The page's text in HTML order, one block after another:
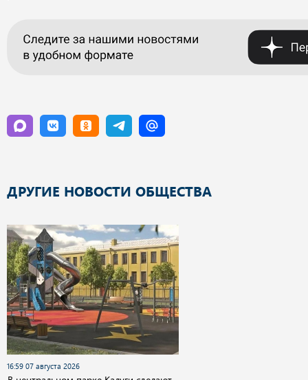
ДРУГИЕ НОВОСТИ ОБЩЕСТВА
16:59 07 августа 2026